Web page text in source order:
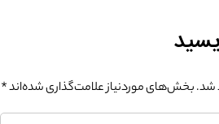
شد.بخش‌های موردنیاز علامت‌گذاری شده‌اند*